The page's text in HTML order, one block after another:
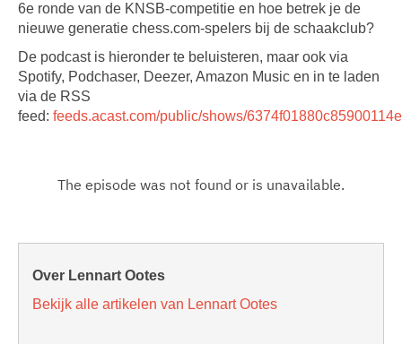
6e ronde van de KNSB-competitie en hoe betrek je de
nieuwe generatie chess.com-spelers bij de schaakclub?
De podcast is hieronder te beluisteren, maar ook via
Spotify, Podchaser, Deezer, Amazon Music en in te laden
via de RSS
feed: feeds.acast.com/public/shows/
Over Lennart Ootes
Bekijk alle artikelen van Lennart Ootes